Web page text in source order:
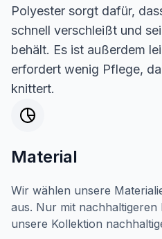
Polyester sorgt dafür,
schnell verschleißt und
behält. Es ist außerdem
erfordert wenig Pflege,
knittert.
Material
Wir wählen unsere
aus. Nur mit
unsere Kollektion